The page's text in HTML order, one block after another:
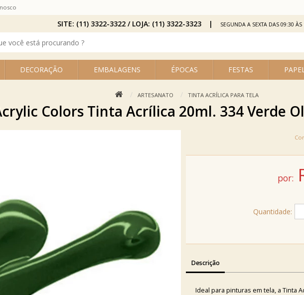
DECORAÇÃO EMBALAGENS ÉPOCAS FESTAS
SITE: (11) 3322-3322 / LOJA: (11) 3322-3323 SEGUNDA A SEXTA DAS 09:30 ÀS
ARTESANATO TINTA ACRÍLICA PARA TELA
Colors Tinta Acrílica 20ml. 334 Verde
por:
Quantidade:
Descrição
Ideal para pinturas em tela, a Tinta